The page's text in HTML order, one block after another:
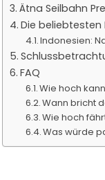
Ätna Seilbahn
Die beliebtesten
Indonesien:
FAQ
Wie hoch
Wann bricht
Wie hoch
Was würde